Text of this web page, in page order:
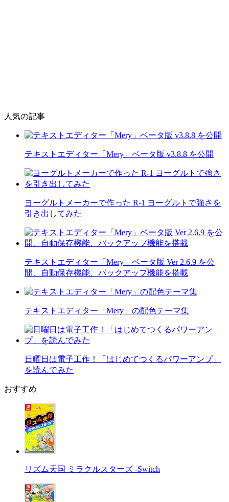
人気の記事
テキストエディター「Mery」ベータ版 v3.8.8 を公開
ヨーグルトメーカーで作った R-1 ヨーグルトで強さを
引き出してみた
テキストエディター「Mery」ベータ版 Ver 2.6.9 を公
開、自動保存機能、バックアップ機能を搭載
テキストエディター「Mery」の配色テーマ集
日曜日は電子工作！「はじめてつくるパワーアンプ」
を読んでみた
おすすめ
リズム天国 ミラクルスターズ -Switch